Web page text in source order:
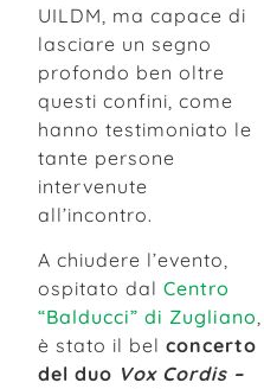
UILDM, ma capace di
lasciare un segno
profondo ben oltre
questi confini, come
hanno testimoniato le
tante persone
intervenute
all’incontro.
A chiudere l’evento,
ospitato dal Centro
“Balducci” di Zugliano,
è stato il bel concerto
del duo Vox Cordis –